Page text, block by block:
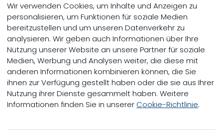
Wir verwenden Cookies, um Inhalte und Anzeigen zu
personalisieren, um Funktionen für soziale Medien
bereitzustellen und um unseren Datenverkehr zu
analysieren. Wir geben auch Informationen über Ihre
Nutzung unserer Website an unsere Partner für soziale
Medien, Werbung und Analysen weiter, die diese mit
anderen Informationen kombinieren können, die Sie
ihnen zur Verfügung gestellt haben oder die sie aus Ihrer
Nutzung ihrer Dienste gesammelt haben. Weitere
Informationen finden Sie in unserer Cookie-Richtlinie.
bessere Zukunft zu erreichen. Die Erklärung ist ein
Aufruf an Regierungen und nichtstaatliche
Organisationen, ozeanbasierte Lösungen und
Maßnahmen zum Klimaschutz auszuweiten.
Skrettingist der erste, der größten globalen
Futtermittelproduzenten, der diese Erklärung
unterzeichnet hat. Die Erklärung wurde von der
Marrakech Partnership for Climate Action erstellt,
einschließlich Beiträgen aus dem UN Global